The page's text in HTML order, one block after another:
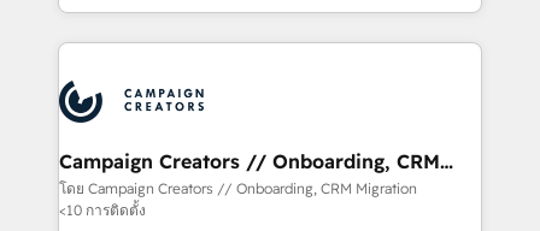
ROI from your HubSpot investment. Use our
extensive HubSpot, sales, marketing, service and
HubSpot journey, design and implement your
processes and skilfully bring your revenue
infrastructure to life. Our collaborative approach
keeps you in control whilst we plan and support the
route to your revenue goals. We have successfully
Campaign Creators // Onboarding, CRM
Migration
โดย Campaign Creators // Onboarding, CRM Migration
<10 การติดตั้ง